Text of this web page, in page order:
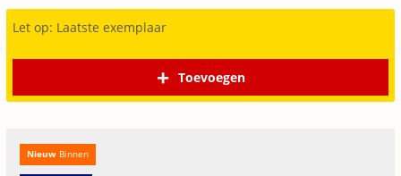
Let op: Laatste exemplaar
Toevoegen
Nieuw Binnen